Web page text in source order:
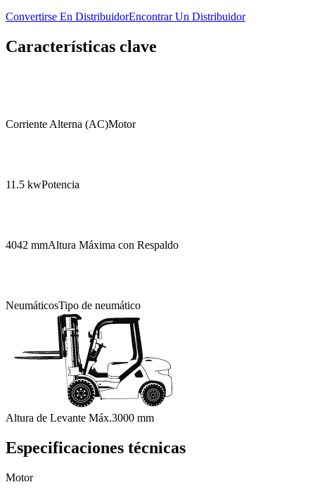
Convertirse En DistribuidorEncontrar Un Distribuidor
Características clave
Corriente Alterna (AC)Motor
11.5 kwPotencia
4042 mmAltura Máxima con Respaldo
NeumáticosTipo de neumático
Altura de Levante Máx.3000 mm
Especificaciones técnicas
Motor